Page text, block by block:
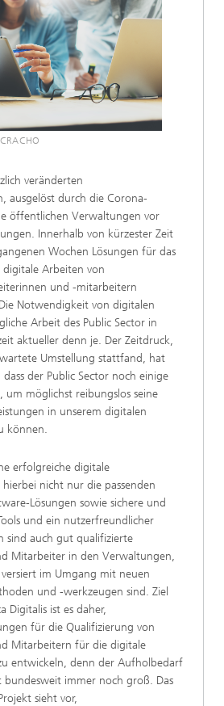
veränderten
ausgelöst durch die Corona-
öffentlichen Verwaltungen vor
Innerhalb von kürzester Zeit
Wochen Lösungen für das
digitale Arbeiten von
und -mitarbeitern
Notwendigkeit von digitalen
Arbeit des Public Sector in
aktueller denn je. Der Zeitdruck,
Umstellung stattfand, hat
der Public Sector noch einige
um möglichst reibungslos seine
in unserem digitalen
können.
erfolgreiche digitale
nicht nur die passenden
Lösungen sowie sichere und
und ein nutzerfreundlicher
sind auch gut qualifizierte
Mitarbeiter in den Verwaltungen,
im Umgang mit neuen
und -werkzeugen sind. Ziel
Digitalis ist es daher,
für die Qualifizierung von
Mitarbeitern für die digitale
entwickeln, denn der Aufholbedarf
bundesweit immer noch groß. Das
sieht vor,